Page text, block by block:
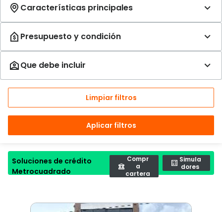
Limpiar filtros
Aplicar filtros
Soluciones de crédito
Metrocuadrado
Compr
a
cartera
Simula
dores